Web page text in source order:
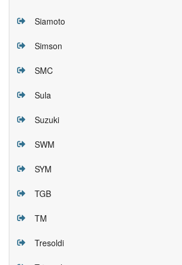
Siamoto
Simson
SMC
Sula
Suzuki
SWM
SYM
TGB
TM
Tresoldi